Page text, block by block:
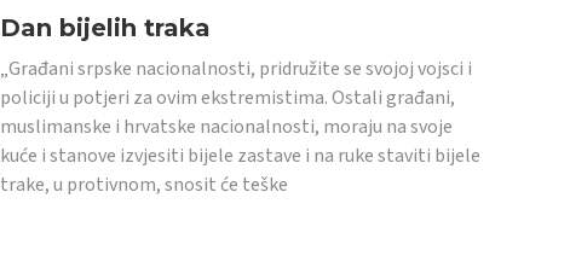
Dan bijelih traka
„Građani srpske nacionalnosti, pridružite se svojoj vojsci i
policiji u potjeri za ovim ekstremistima. Ostali građani,
muslimanske i hrvatske nacionalnosti, moraju na svoje
kuće i stanove izvjesiti bijele zastave i na ruke staviti bijele
trake, u protivnom, snosit će teške